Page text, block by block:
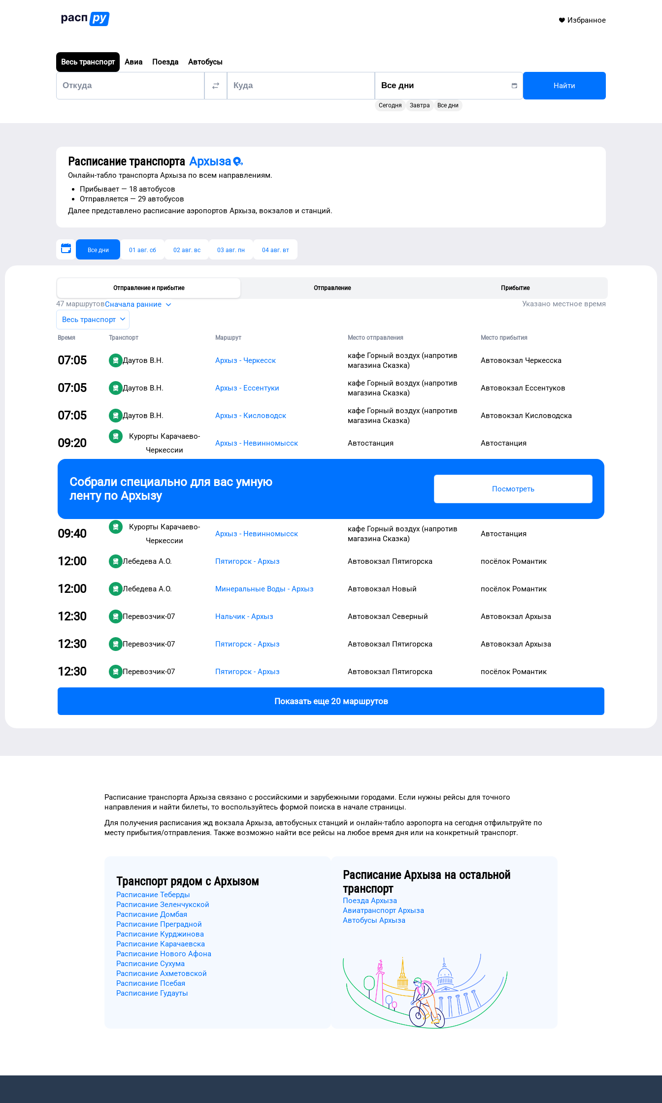
Избранное
Весь транспорт Авиа Поезда Автобусы
Сегодня Завтра Все дни
Найти
Расписание транспорта Архыза
Онлайн-табло транспорта Архыза по всем направлениям.
Прибывает — 18 автобусов
Отправляется — 29 автобусов
Далее представлено расписание аэропортов Архыза, вокзалов и станций.
Все дни 01 авг. сб 02 авг. вс 03 авг. пн 04 авг. вт
Отправление и прибытие Отправление Прибытие
47 маршрутовСначала ранние
Указано местное время
Весь транспорт
Время Транспорт Маршрут Место отправления Место прибытия
07:05 Даутов В.Н. Архыз - Черкесск
кафе Горный воздух (напротив
магазина Сказка)
Автовокзал Черкесска
07:05 Даутов В.Н. Архыз - Ессентуки
кафе Горный воздух (напротив
магазина Сказка)
Автовокзал Ессентуков
07:05 Даутов В.Н. Архыз - Кисловодск
кафе Горный воздух (напротив
магазина Сказка)
Автовокзал Кисловодска
09:20
Курорты Карачаево-
Черкессии
Архыз - Невинномысск Автостанция Автостанция
Собрали специально для вас умную
ленту по Архызу Посмотреть
09:40
Курорты Карачаево-
Черкессии
Архыз - Невинномысск
кафе Горный воздух (напротив
магазина Сказка)
Автостанция
12:00 Лебедева А.О. Пятигорск - Архыз Автовокзал Пятигорска посёлок Романтик
12:00 Лебедева А.О. Минеральные Воды - Архыз Автовокзал Новый посёлок Романтик
12:30 Перевозчик-07 Нальчик - Архыз Автовокзал Северный Автовокзал Архыза
12:30 Перевозчик-07 Пятигорск - Архыз Автовокзал Пятигорска Автовокзал Архыза
12:30 Перевозчик-07 Пятигорск - Архыз Автовокзал Пятигорска посёлок Романтик
Показать еще 20 маршрутов
Расписание транспорта Архыза связано с российскими и зарубежными городами. Если нужны рейсы для точного
направления и найти билеты, то воспользуйтесь формой поиска в начале страницы.
Для получения расписания жд вокзала Архыза, автобусных станций и онлайн-табло аэропорта на сегодня отфильтруйте по
месту прибытия/отправления. Также возможно найти все рейсы на любое время дня или на конкретный транспорт.
Транспорт рядом с Архызом
Расписание Теберды
Расписание Зеленчукской
Расписание Домбая
Расписание Преградной
Расписание Курджинова
Расписание Карачаевска
Расписание Нового Афона
Расписание Сухума
Расписание Ахметовской
Расписание Псебая
Расписание Гудауты
РасписаниеАрхыза на остальной
транспорт
Поезда Архыза
Авиатранспорт Архыза
Автобусы Архыза